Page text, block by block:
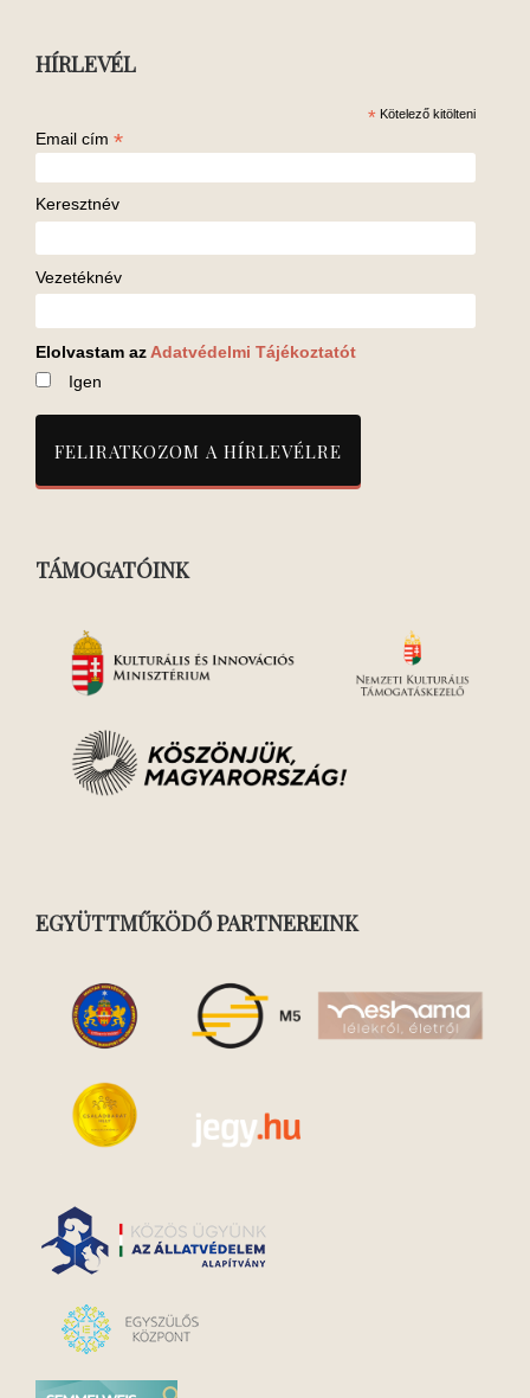
HÍRLEVÉL
* Kötelező kitölteni
Email cím *
Keresztnév
Vezetéknév
Elolvastam az Adatvédelmi Tájékoztatót
Igen
TÁMOGATÓINK
EGYÜTTMŰKÖDŐ PARTNEREINK